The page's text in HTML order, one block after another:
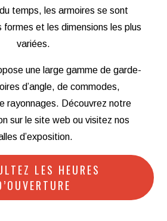
temps, les armoires se sont
formes et les dimensions les plus
variées.
une large gamme de garde-
d’angle, de commodes,
rayonnages. Découvrez notre
sur le site web ou visitez nos
d’exposition.
LES HEURES